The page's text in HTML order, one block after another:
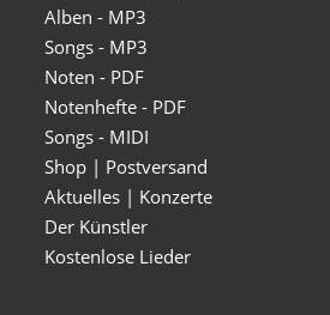
Alben - MP3
Songs - MP3
Noten - PDF
Notenhefte - PDF
Songs - MIDI
Shop | Postversand
Aktuelles | Konzerte
Der Künstler
Kostenlose Lieder